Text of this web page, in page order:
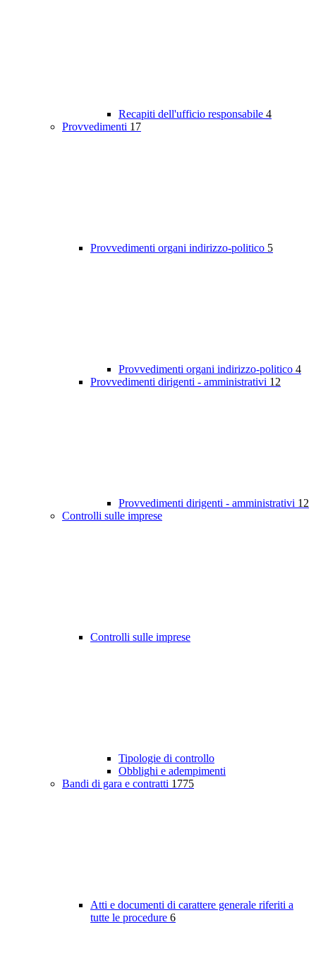
Recapiti dell'ufficio responsabile 4
Provvedimenti 17
Provvedimenti organi indirizzo-politico 5
Provvedimenti organi indirizzo-politico 4
Provvedimenti dirigenti - amministrativi 12
Provvedimenti dirigenti - amministrativi 12
Controlli sulle imprese
Controlli sulle imprese
Tipologie di controllo
Obblighi e adempimenti
Bandi di gara e contratti 1775
Atti e documenti di carattere generale riferiti a
tutte le procedure 6